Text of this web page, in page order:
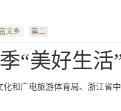
富文乡 第二
“美好生活
和广电旅游体育局、浙江省